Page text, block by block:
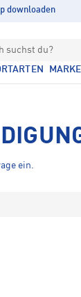
downloaden
suchst du?
ein.